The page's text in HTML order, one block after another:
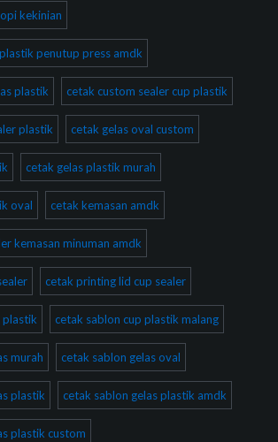
kekinian
penutup press amdk
plastik cetak custom sealer cup plastik
plastik cetak gelas oval custom
cetak gelas plastik murah
oval cetak kemasan amdk
kemasan minuman amdk
cetak printing lid cup sealer
plastik cetak sablon cup plastik malang
murah cetak sablon gelas oval
plastik cetak sablon gelas plastik amdk
plastik custom